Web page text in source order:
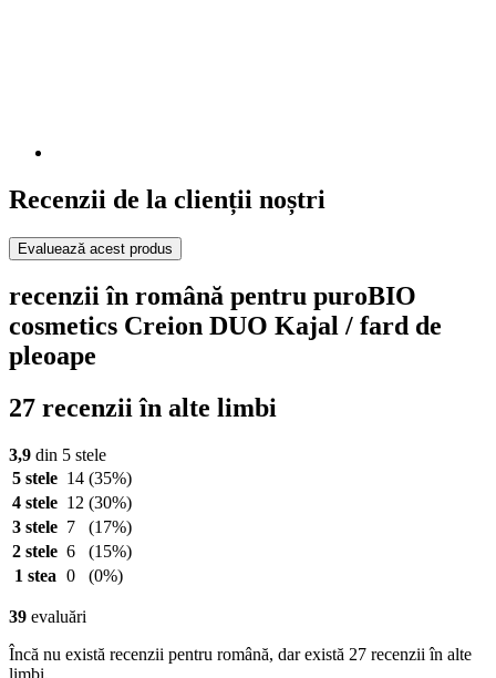
Recenzii de la clienții noștri
Evaluează acest produs
recenzii în română pentru puroBIO
cosmetics Creion DUO Kajal / fard de
pleoape
27 recenzii în alte limbi
3,9 din 5 stele
5 stele 14 (35%)
4 stele 12 (30%)
3 stele 7
(17%)
2 stele 6
(15%)
1 stea 0 (0%)
39 evaluări
Încă nu există recenzii pentru română, dar există 27 recenzii în alte